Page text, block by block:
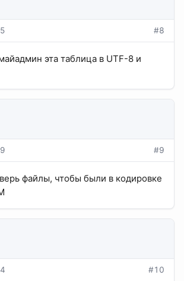
#8
эта таблица в UTF-8 и
#9
файлы, чтобы были в кодировке
#10